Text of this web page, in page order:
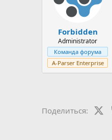
Forbidden
Administrator
Команда форума
A-Parser Enterprise
Поделиться: